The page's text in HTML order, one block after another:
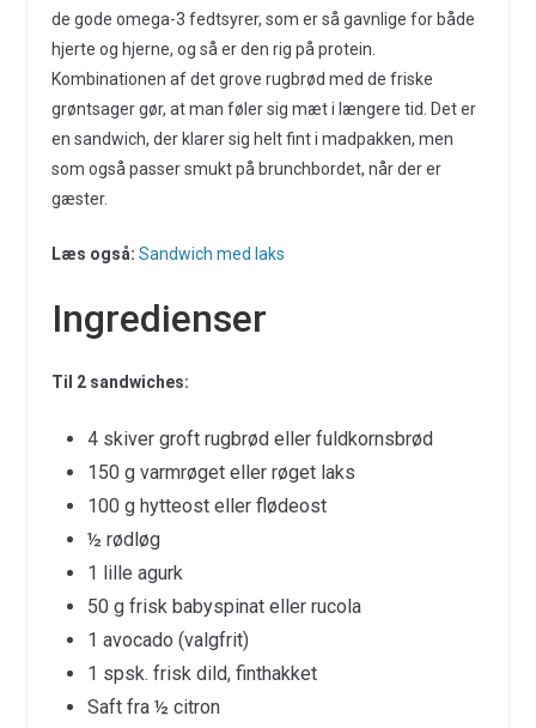
de gode omega-3 fedtsyrer, som er så gavnlige for både
hjerte og hjerne, og så er den rig på protein.
Kombinationen af det grove rugbrød med de friske
grøntsager gør, at man føler sig mæt i længere tid. Det er
en sandwich, der klarer sig helt fint i madpakken, men
som også passer smukt på brunchbordet, når der er
gæster.
Læs også: Sandwich med laks
Ingredienser
Til 2 sandwiches:
4 skiver groft rugbrød eller fuldkornsbrød
150 g varmrøget eller røget laks
100 g hytteost eller flødeost
½ rødløg
1 lille agurk
50 g frisk babyspinat eller rucola
1 avocado (valgfrit)
1 spsk. frisk dild, finthakket
Saft fra ½ citron